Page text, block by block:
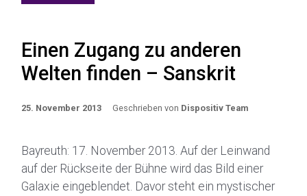
Einen Zugang zu anderen
Welten finden – Sanskrit
25. November 2013 Geschrieben von Dispositiv Team
Bayreuth: 17. November 2013. Auf der Leinwand
auf der Rückseite der Bühne wird das Bild einer
Galaxie eingeblendet. Davor steht ein mystischer